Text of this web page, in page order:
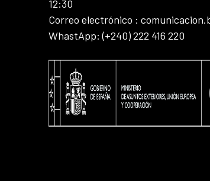
12:30
Correo electrónico :
WhastApp: (+240) 222 416 220